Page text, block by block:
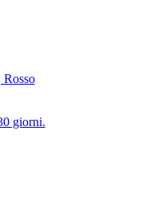
Rosso
giorni.